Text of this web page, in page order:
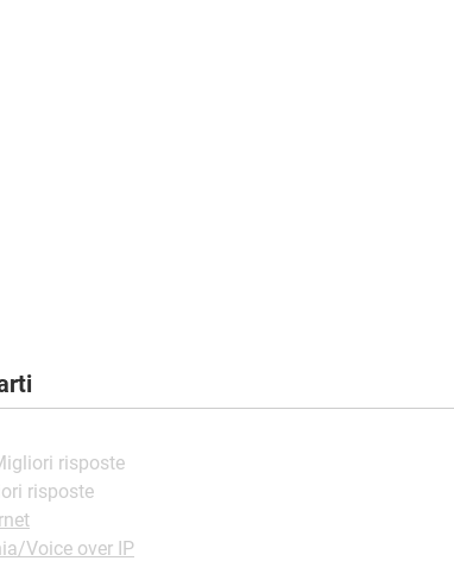
risposte
risposte
Voice over IP